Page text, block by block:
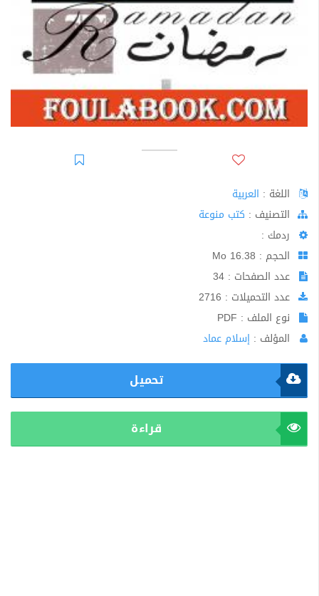
اللغة : العربية
اﻟﺘﺼﻨﻴﻒ : كتب منوعة
ردمك :
الحجم : 16.38 Mo
عدد الصفحات : 34
عدد التحميلات : 2716
نوع الملف : PDF
المؤلف : إسلام عماد
تحميل
قراءة